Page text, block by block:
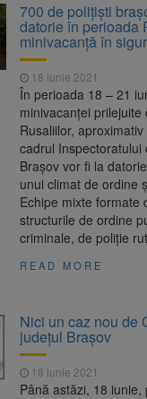
700 de polițiști
datorie în perioada
minivacanță în
18 iunie 2021
În perioada 18 – 21
minivacanței
Rusaliilor,
cadrul Inspectoratului
Brașov vor fi la
unui climat de ordine
Echipe mixte formate
structurile de ordine
criminale, de poliție
READ MORE
Nici un caz nou de
judeţul Braşov
18 iunie 2021
Până astăzi, 18 iunie,